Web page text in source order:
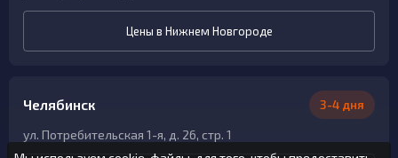
Цены в Нижнем Новгороде
Челябинск 3-4 дня
ул. Потребительская 1-я, д. 26, стр. 1